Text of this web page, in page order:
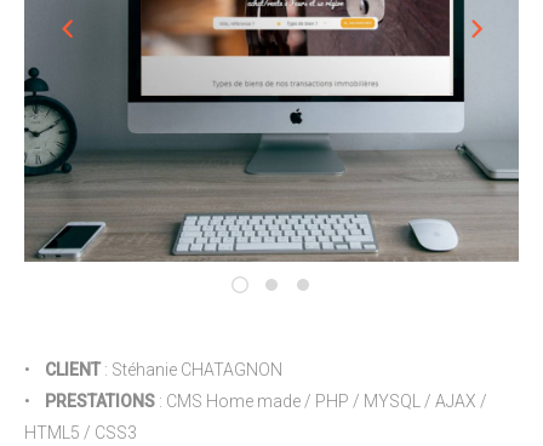
• CLIENT: Stéhanie CHATAGNON
•
PRESTATIONS : CMS Home made / PHP / MYSQL / AJAX /
HTML5 / CSS3